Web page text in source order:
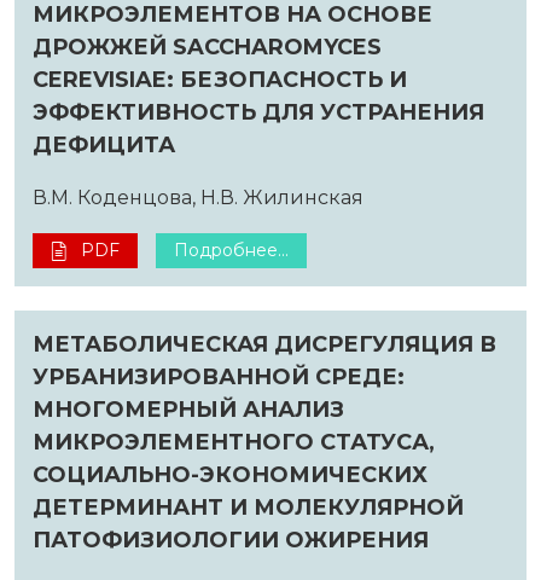
МИКРОЭЛЕМЕНТОВ НА ОСНОВЕ
ДРОЖЖЕЙ SACCHAROMYCES
CEREVISIAE: БЕЗОПАСНОСТЬ И
ЭФФЕКТИВНОСТЬ ДЛЯ УСТРАНЕНИЯ
ДЕФИЦИТА
В.М. Коденцова, Н.В. Жилинская
PDF Подробнее...
МЕТАБОЛИЧЕСКАЯ ДИСРЕГУЛЯЦИЯ В
УРБАНИЗИРОВАННОЙ СРЕДЕ:
МНОГОМЕРНЫЙ АНАЛИЗ
МИКРОЭЛЕМЕНТНОГО СТАТУСА,
СОЦИАЛЬНО-ЭКОНОМИЧЕСКИХ
ДЕТЕРМИНАНТ И МОЛЕКУЛЯРНОЙ
ПАТОФИЗИОЛОГИИ ОЖИРЕНИЯ